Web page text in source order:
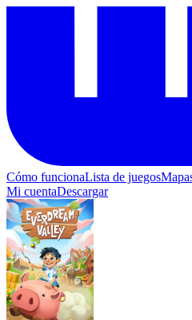
Cómo funcionaLista de juegos
Mi cuentaDescargar